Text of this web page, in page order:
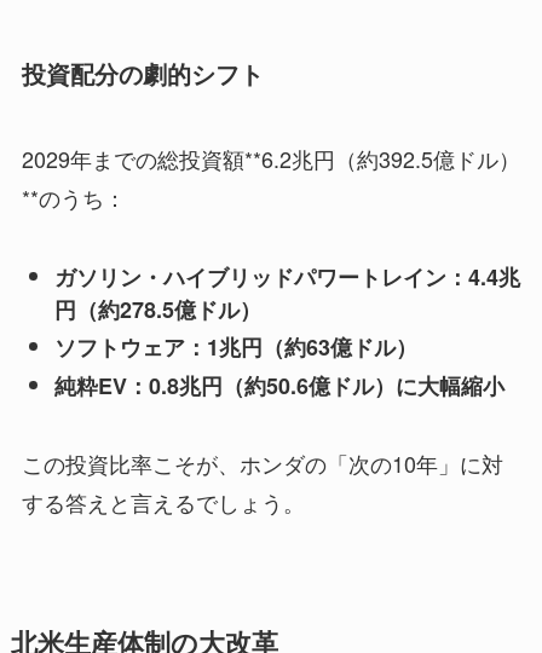
投資配分の劇的シフト
2029年までの総投資額**6.2兆円（約392.5億ドル）
**のうち：
ガソリン・ハイブリッドパワートレイン：4.4兆
円（約278.5億ドル）
ソフトウェア：1兆円（約63億ドル）
純粋EV：0.8兆円（約50.6億ドル）に大幅縮小
この投資比率こそが、ホンダの「次の10年」に対
する答えと言えるでしょう。
北米生産体制の大改革